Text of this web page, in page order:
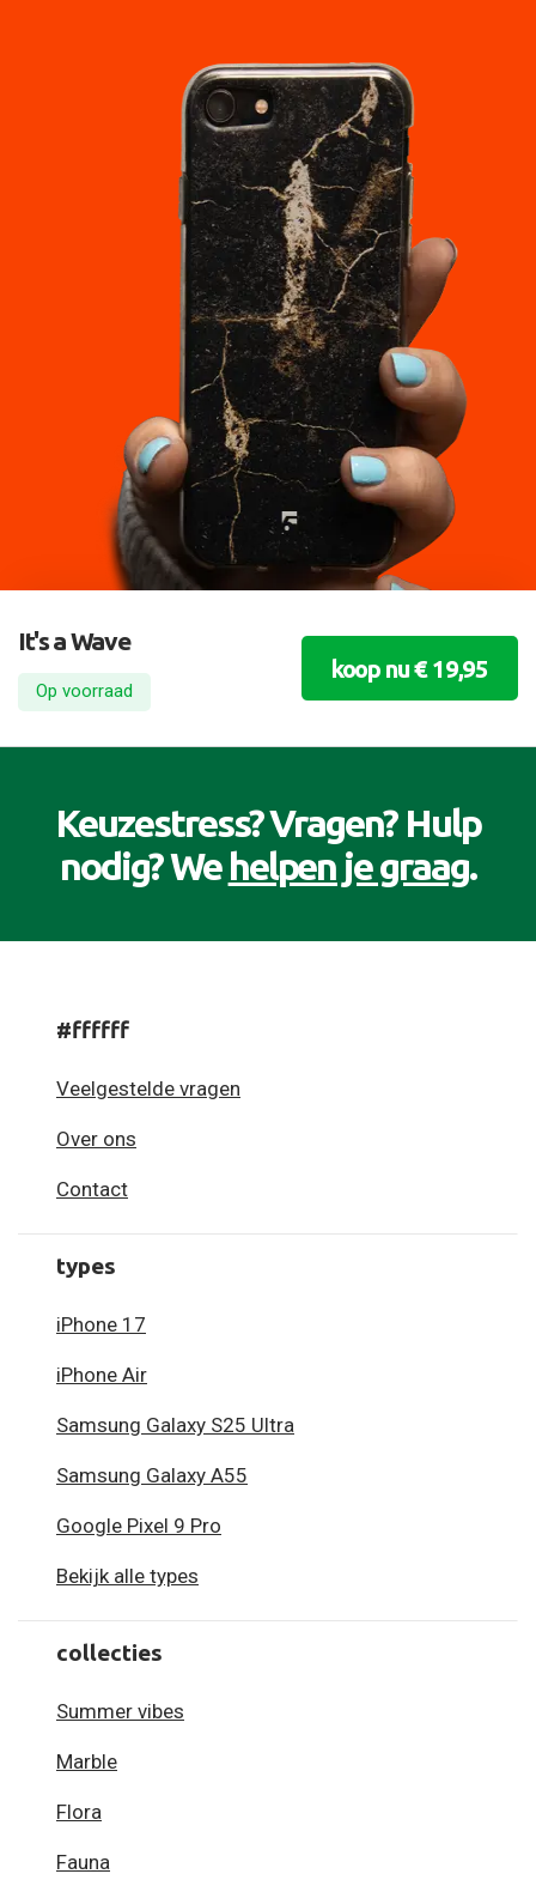
It's a Wave
Op voorraad
koop nu € 19,95
Keuzestress? Vragen? Hulp
nodig? Wehelpen je graag.
#ffffff
Veelgestelde vragen
Over ons
Contact
types
iPhone 17
iPhone Air
Samsung Galaxy S25 Ultra
Samsung Galaxy A55
Google Pixel 9 Pro
Bekijk alle types
collecties
Summer vibes
Marble
Flora
Fauna